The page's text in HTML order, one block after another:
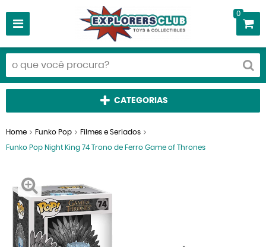
0
CATEGORIAS
Home Funko Pop Filmes e Seriados
Funko Pop Night King 74 Trono de Ferro Game of Thrones